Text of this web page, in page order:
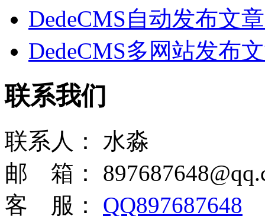
DedeCMS自动发布文
DedeCMS多网站发布
联系我们
联系人：
水淼
邮 箱：
客 服：
QQ897687648